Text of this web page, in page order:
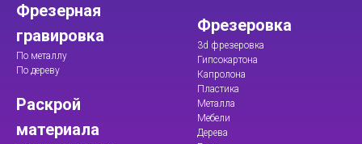
Фрезерная
гравировка
По металлу
По дереву
Раскрой
материала
Фрезеровка
3d фрезеровка
Гипсокартона
Капролона
Пластика
Металла
Мебели
Дерева